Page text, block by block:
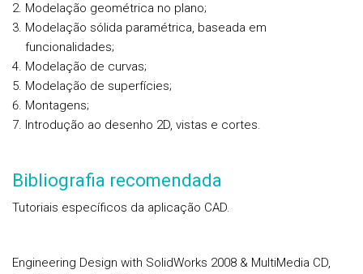
Modelação geométrica no plano;
Modelação sólida paramétrica, baseada em
funcionalidades;
Modelação de curvas;
Modelação de superfícies;
Montagens;
Introdução ao desenho 2D, vistas e cortes.
Bibliografia recomendada
Tutoriais específicos da aplicação CAD.
Engineering Design with SolidWorks 2008 & MultiMedia CD,